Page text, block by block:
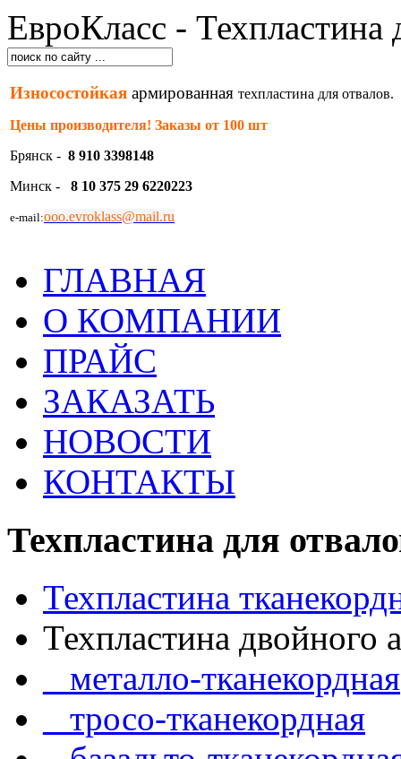
ЕвроКласс - Техпластина
Износостойкая армированная техпластина для отвалов.
Цены производителя! Заказы от 100 шт
Брянск - 8 910 3398148
Минск - 8 10 375 29 6220223
e-mail:ooo.evroklass@mail.ru
ГЛАВНАЯ
О КОМПАНИИ
ПРАЙС
ЗАКАЗАТЬ
НОВОСТИ
КОНТАКТЫ
Техпластина для
Техпластина
Техпластина двойного
_ металло-тканекордная
_ тросо-тканекордная